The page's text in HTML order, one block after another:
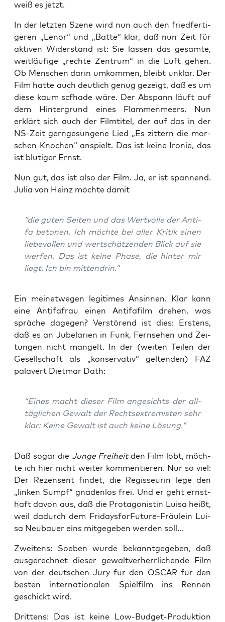
weiß es jetzt.
In der letz­ten Sze­ne wird nun auch den fried­fer­ti­
ge­ren „Len­or“ und „Bat­te“ klar, daß nun Zeit für
akti­ven Wider­stand ist: Sie las­sen das gesam­te,
weit­läu­fi­ge „rech­te Zen­trum“ in die Luft gehen.
Ob Men­schen dar­in umkom­men, bleibt unklar. Der
Film hat­te auch deut­lich genug gezeigt, daß es um
die­se kaum scf­ha­de wäre. Der Abspann läuft auf
dem Hin­ter­grund eines Flam­men­meers. Nun
erklärt sich auch der Film­ti­tel, der auf das in der
NS-Zeit gern­ge­sun­ge­ne Lied „Es zit­tern die mor­
schen Kno­chen“ anspielt. Das ist kei­ne Iro­nie, das
ist blu­ti­ger Ernst.
Nun gut, das ist also der Film. Ja, er ist span­nend.
Julia von Heinz möch­te damit
“die guten Sei­ten und das Wert­vol­le der Anti­
fa beto­nen. Ich möch­te bei aller Kri­tik einen
lie­be­vol­len und wert­schät­zen­den Blick auf sie
wer­fen. Das ist kei­ne Pha­se, die hin­ter mir
liegt. Ich bin mittendrin.”
Ein mei­net­we­gen legi­ti­mes Ansin­nen. Klar kann
eine Anti­f­a­frau einen Anti­f­a­film dre­hen, was
sprä­che dage­gen? Ver­stö­rend ist dies: Ers­tens,
daß es an Jubel­ari­en in Funk, Fern­se­hen und Zei­
tun­gen nicht man­gelt. In der (wei­ten Tei­len der
Gesell­schaft als „kon­ser­va­tiv“ gel­ten­den) FAZ
pala­vert Diet­mar Dath:
“Eines macht die­ser Film ange­sichts der all­
täg­li­chen Gewalt der Rechts­extre­mis­ten sehr
klar: Kei­ne Gewalt ist auch kei­ne Lösung.“
Daß sogar die Jun­ge Frei­heitden Film lobt, möch­
te ich hier nicht wei­ter kom­men­tie­ren. Nur so viel:
Der Rezen­sent fin­det, die Regis­seu­rin lege den
„lin­ken Sumpf“ gna­den­los frei. Und er geht ernst­
haft davon aus, daß die Prot­ago­nis­tin Lui­sa heißt,
weil dadurch dem Fri­days­for­Fu­ture-Fräu­lein Lui­
sa Neu­bau­er eins mit­ge­ge­ben wer­den soll…
Zwei­tens: Soeben wur­de bekannt­ge­ge­ben, daß
aus­ge­rech­net die­ser gewalt­ver­herr­li­chen­de Film
von der deut­schen Jury für den OSCAR für den
bes­ten inter­na­tio­na­len Spiel­film ins Ren­nen
geschickt wird.
Drit­tens: Das ist kei­ne Low-Bud­get-Pro­duk­ti­on